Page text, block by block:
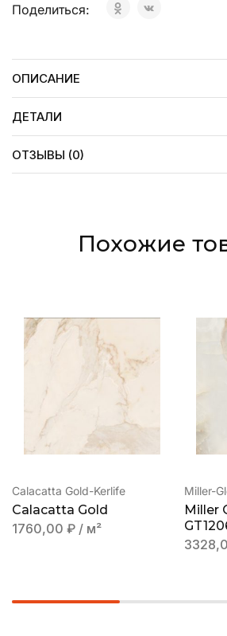
Поделиться:
ОПИСАНИЕ
ДЕТАЛИ
ОТЗЫВЫ (0)
Похожие
Calacatta Gold-Kerlife
Calacatta Gold
1760,00 ₽ / м²
Miller-
Miller